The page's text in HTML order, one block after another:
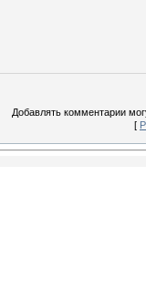
Добавлять комментарии
[